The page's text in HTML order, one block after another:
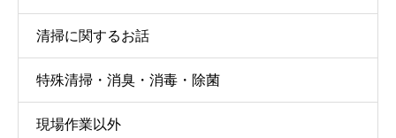
清掃に関するお話
特殊清掃・消臭・消毒・除菌
現場作業以外